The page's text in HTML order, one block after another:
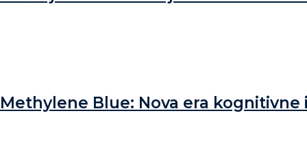
Methylene Blue: Nova era